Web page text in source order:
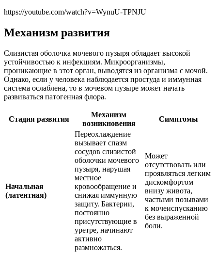
https://youtube.com/watch?v=WynuU-TPNJU
Механизм развития
Слизистая оболочка мочевого пузыря обладает высокой
устойчивостью к инфекциям. Микроорганизмы,
проникающие в этот орган, выводятся из организма с мочой.
Однако, если у человека наблюдается простуда и иммунная
система ослаблена, то в мочевом пузыре может начать
развиваться патогенная флора.
Стадия развития
Механизм
возникновения
Симптомы
Начальная
(латентная)
Переохлаждение
вызывает спазм
сосудов слизистой
оболочки мочевого
пузыря, нарушая
местное
кровообращение и
снижая иммунную
защиту. Бактерии,
постоянно
присутствующие в
уретре, начинают
активно
размножаться.
Может
отсутствовать или
проявляться легким
дискомфортом
внизу живота,
частыми позывами
к мочеиспусканию
без выраженной
боли.